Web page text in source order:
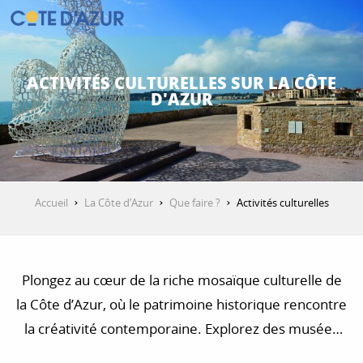
Aller
au
contenu
principal
DÉCOUVRIR
QUE FAIRE ?
SÉJOURNER
ACTIVITÉS CULTURELLES SUR LA CÔTE
D'AZUR
Accueil La Côte d’Azur Que faire ? Activités culturelles
Plongez au cœur de la riche mosaïque culturelle de
la Côte d’Azur, où le patrimoine historique rencontre
la créativité contemporaine. Explorez des musées